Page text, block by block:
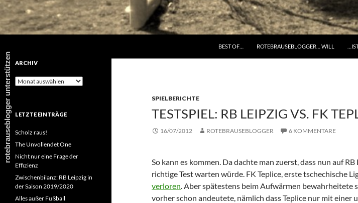
BEST OF…
ROTEBRAUSEBLOGGER… WILL
SPIELBERICHTE
TESTSPIEL: RB LEIPZIG VS. FK
16/07/2012 ROTEBRAUSEBLOGGER 6 KOMMENTARE
So kann es kommen. Da dachte man zuerst, dass nun auf
richtige Test warten würde. FK Teplice, erste tschechische
verloren. Aber spätestens beim Aufwärmen bewahrheitete
vorher schon andeutete, nämlich dass Teplice nur mit einer
ARCHIV
Archiv
LETZTE EINTRÄGE
Scholz raus!
The Unvollendet One
Nicht nur eine Frage der
Effizienz
Zwischenbilanz: RB Leipzig in
der Saison 2019/2020
Alles außer Fußball
rotebrauseblogger unterstützen